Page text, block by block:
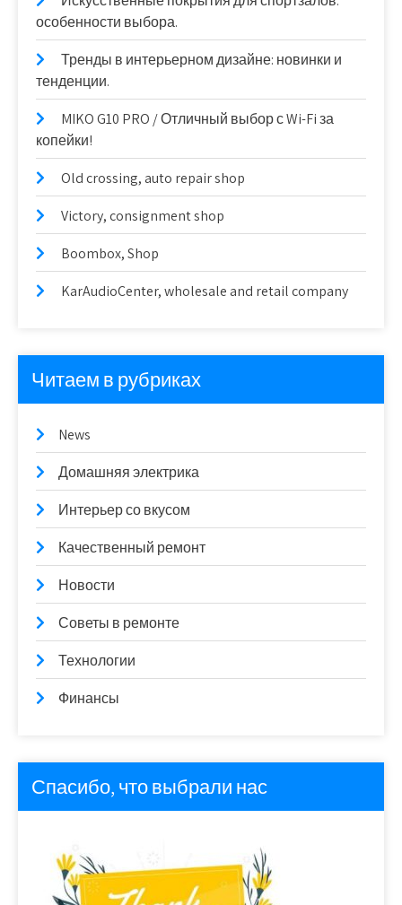
особенности выбора.
Тренды в интерьерном дизайне: новинки и
тенденции.
MIKO G10 PRO / Отличный выбор с Wi-Fi за
копейки!
Old crossing, auto repair shop
Victory, consignment shop
Boombox, Shop
KarAudioCenter, wholesale and retail company
Читаем в рубриках
News
Домашняя электрика
Интерьер со вкусом
Качественный ремонт
Новости
Советы в ремонте
Технологии
Финансы
Спасибо, что выбрали нас